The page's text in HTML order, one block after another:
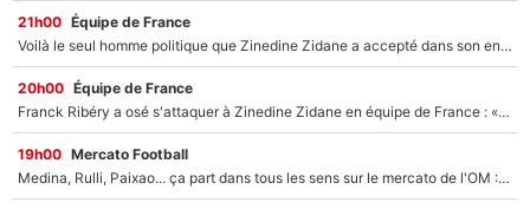
21h00 Équipe de France
Voilà le seul homme politique que Zinedine Zidane a accepté dans son entourage : «Je garde un très bon souvenir de lui»
20h00 Équipe de France
Franck Ribéry a osé s'attaquer à Zinedine Zidane en équipe de France : «Je n'aurais jamais fait ça»
19h00 Mercato Football
Medina, Rulli, Paixao... ça part dans tous les sens sur le mercato de l'OM : Frank McCourt va enfin récupérer l'argent qu'il attend ?